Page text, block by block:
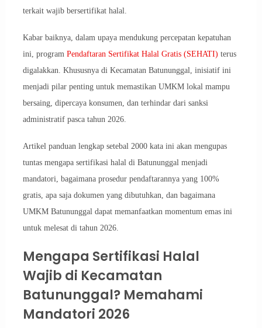
terkait wajib bersertifikat halal.
Kabar baiknya, dalam upaya mendukung percepatan kepatuhan
ini, program Pendaftaran Sertifikat Halal Gratis (SEHATI) terus
digalakkan. Khususnya di Kecamatan Batununggal, inisiatif ini
menjadi pilar penting untuk memastikan UMKM lokal mampu
bersaing, dipercaya konsumen, dan terhindar dari sanksi
administratif pasca tahun 2026.
Artikel panduan lengkap setebal 2000 kata ini akan mengupas
tuntas mengapa sertifikasi halal di Batununggal menjadi
mandatori, bagaimana prosedur pendaftarannya yang 100%
gratis, apa saja dokumen yang dibutuhkan, dan bagaimana
UMKM Batununggal dapat memanfaatkan momentum emas ini
untuk melesat di tahun 2026.
Mengapa Sertifikasi Halal
Wajib di Kecamatan
Batununggal? Memahami
Mandatori 2026